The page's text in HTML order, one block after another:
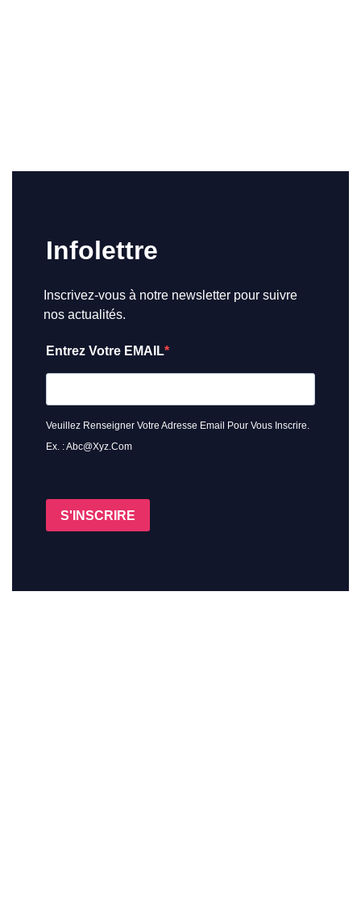
Infolettre
Inscrivez-vous à notre newsletter pour suivre
nos actualités.
Entrez Votre EMAIL
Veuillez Renseigner Votre Adresse Email Pour Vous Inscrire.
Ex. : Abc@xyz.com
S'INSCRIRE